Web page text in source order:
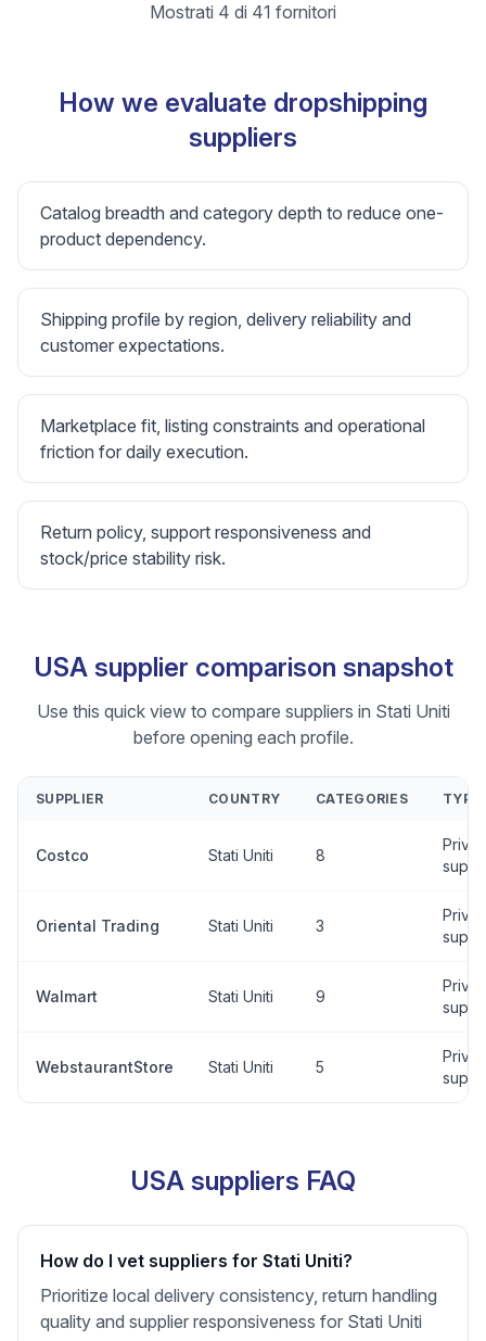
Mostrati 4 di 41 fornitori
How we evaluate dropshipping
suppliers
Catalog breadth and category depth to reduce one-
product dependency.
Shipping profile by region, delivery reliability and
customer expectations.
Marketplace fit, listing constraints and operational
friction for daily execution.
Return policy, support responsiveness and
stock/price stability risk.
USA supplier comparison snapshot
Use this quick view to compare suppliers in Stati Uniti
before opening each profile.
SUPPLIER COUNTRY CATEGORIES TYPE
Costco Stati Uniti 8
Oriental Trading Stati Uniti 3
Walmart Stati Uniti 9
WebstaurantStore Stati Uniti 5
USA suppliers FAQ
How do I vet suppliers for Stati Uniti?
Prioritize local delivery consistency, return handling
quality and supplier responsiveness for Stati Uniti